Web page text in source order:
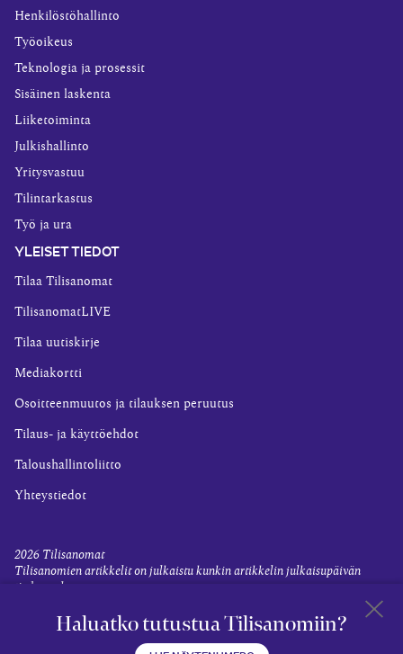
Henkilöstöhallinto
Työoikeus
Teknologia ja prosessit
Sisäinen laskenta
Liiketoiminta
Julkishallinto
Yritysvastuu
Tilintarkastus
Työ ja ura
YLEISET TIEDOT
Tilaa Tilisanomat
TilisanomatLIVE
Tilaa uutiskirje
Mediakortti
Osoitteenmuutos ja tilauksen peruutus
Tilaus- ja käyttöehdot
Taloushallintoliitto
Yhteystiedot
2026 Tilisanomat
Tilisanomien artikkelit on julkaistu kunkin artikkelin julkaisupäivän
tiedon valossa.
EvästevalinnatHaluatko tutustua Tilisanomiin?